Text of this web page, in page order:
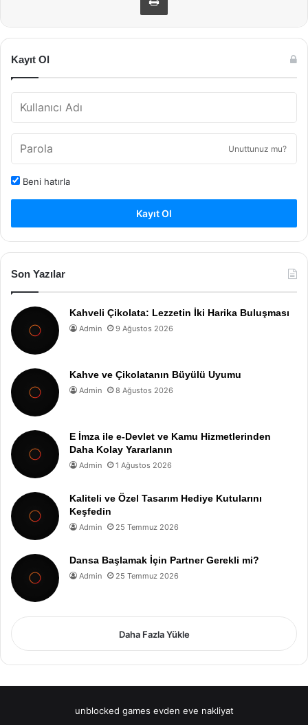
Kayıt Ol
Unuttunuz mu?
Beni hatırla
Kayıt Ol
Son Yazılar
Kahveli Çikolata: Lezzetin İki Harika Buluşması
Admin 9 Ağustos 2026
Kahve ve Çikolatanın Büyülü Uyumu
Admin 8 Ağustos 2026
E İmza ile e-Devlet ve Kamu Hizmetlerinden
Daha Kolay Yararlanın
Admin 1 Ağustos 2026
Kaliteli ve Özel Tasarım Hediye Kutularını
Keşfedin
Admin 25 Temmuz 2026
Dansa Başlamak İçin Partner Gerekli mi?
Admin 25 Temmuz 2026
Daha Fazla Yükle
unblocked games evden eve nakliyat